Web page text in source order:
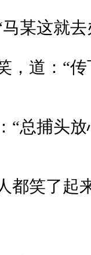
某这就去
，道：“
“总捕头
都笑了起